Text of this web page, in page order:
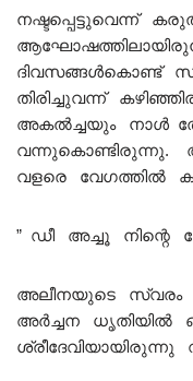
നഷ്ടപ്പെട്ടുവെന്ന്
ദിവസങ്ങൾകൊണ്ട്
തിരിച്ചുവന്ന്
അകൽച്ചയും നാൾ
വന്നുകൊണ്ടിരുന്നു.
വളരെ വേഗത്തിൽ
” ഡീ അച്ചൂ
അലീനയുടെ സ്വരം
അർച്ചന ധൃതിയിൽ
ശ്രീദേവിയായിരുന്നു